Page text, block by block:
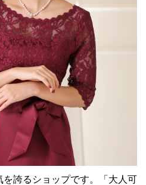
誇るショップです。「大人可